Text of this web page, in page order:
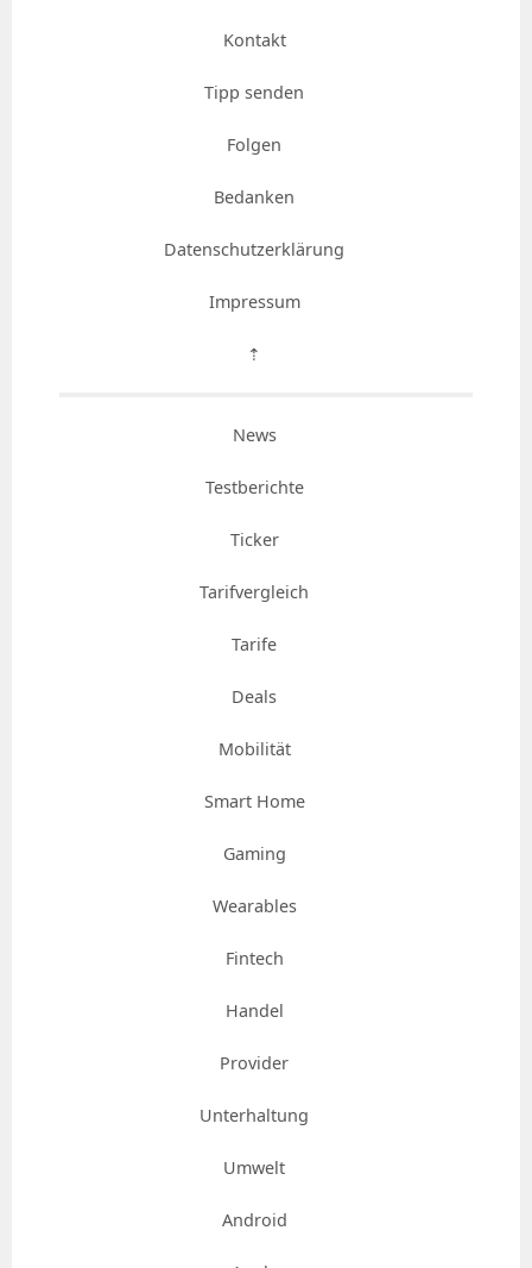
Kontakt
Tipp senden
Folgen
Bedanken
Datenschutzerklärung
Impressum
⇡
News
Testberichte
Ticker
Tarifvergleich
Tarife
Deals
Mobilität
Smart Home
Gaming
Wearables
Fintech
Handel
Provider
Unterhaltung
Umwelt
Android